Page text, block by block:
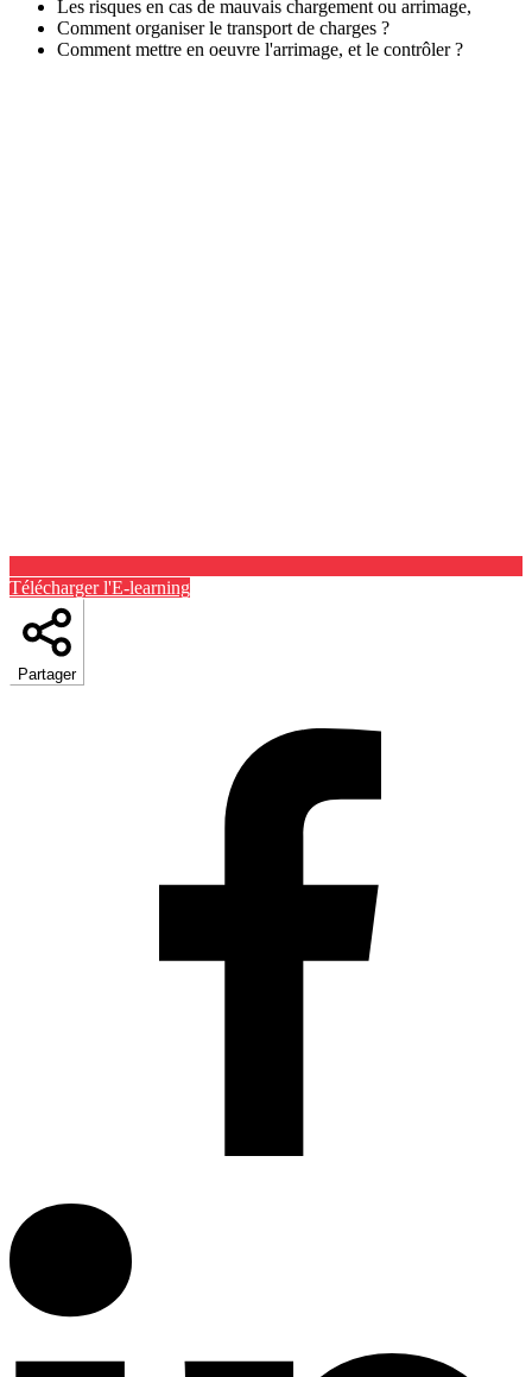
Les risques en cas de mauvais chargement ou arrimage,
Comment organiser le transport de charges ?
Comment mettre en oeuvre l'arrimage, et le contrôler ?
Télécharger l'E-learning
Partager